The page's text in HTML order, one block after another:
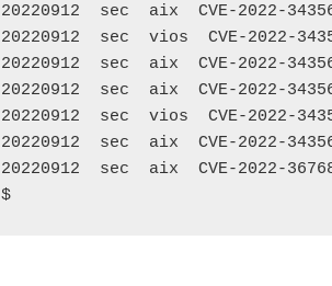
20220912  sec  aix  CVE-2022-
20220912  sec  vios  CVE-
20220912  sec  aix  CVE-2022-
20220912  sec  aix  CVE-2022-
20220912  sec  vios  CVE-
20220912  sec  aix  CVE-2022-
20220912  sec  aix  CVE-2022-
$